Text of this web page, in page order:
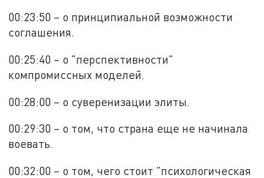
00:23:50 – о принципиальной возможности
соглашения.
00:25:40 – о "перспективности"
компромиссных моделей.
00:28:00 – о суверенизации элиты.
00:29:30 – о том, что страна еще не начинала
воевать.
00:32:00 – о том, чего стоит "психологическая